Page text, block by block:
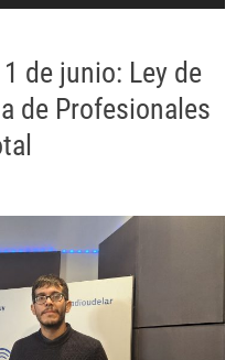
de junio: Ley de
de Profesionales